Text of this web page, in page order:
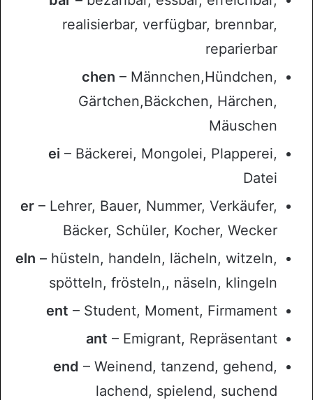
realisierbar, verfügbar, brennbar,
reparierbar
chen – Männchen,Hündchen,
Gärtchen,Bäckchen, Härchen,
Mäuschen
ei – Bäckerei, Mongolei, Plapperei,
Datei
er – Lehrer, Bauer, Nummer, Verkäufer,
Bäcker, Schüler, Kocher, Wecker
eln – hüsteln, handeln, lächeln, witzeln,
spötteln, frösteln,, näseln, klingeln
ent – Student, Moment, Firmament
ant – Emigrant, Repräsentant
end – Weinend, tanzend, gehend,
lachend, spielend, suchend